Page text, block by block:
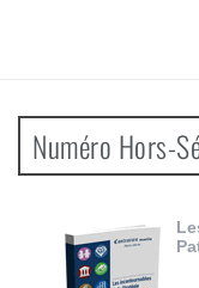
Numéro Hors-